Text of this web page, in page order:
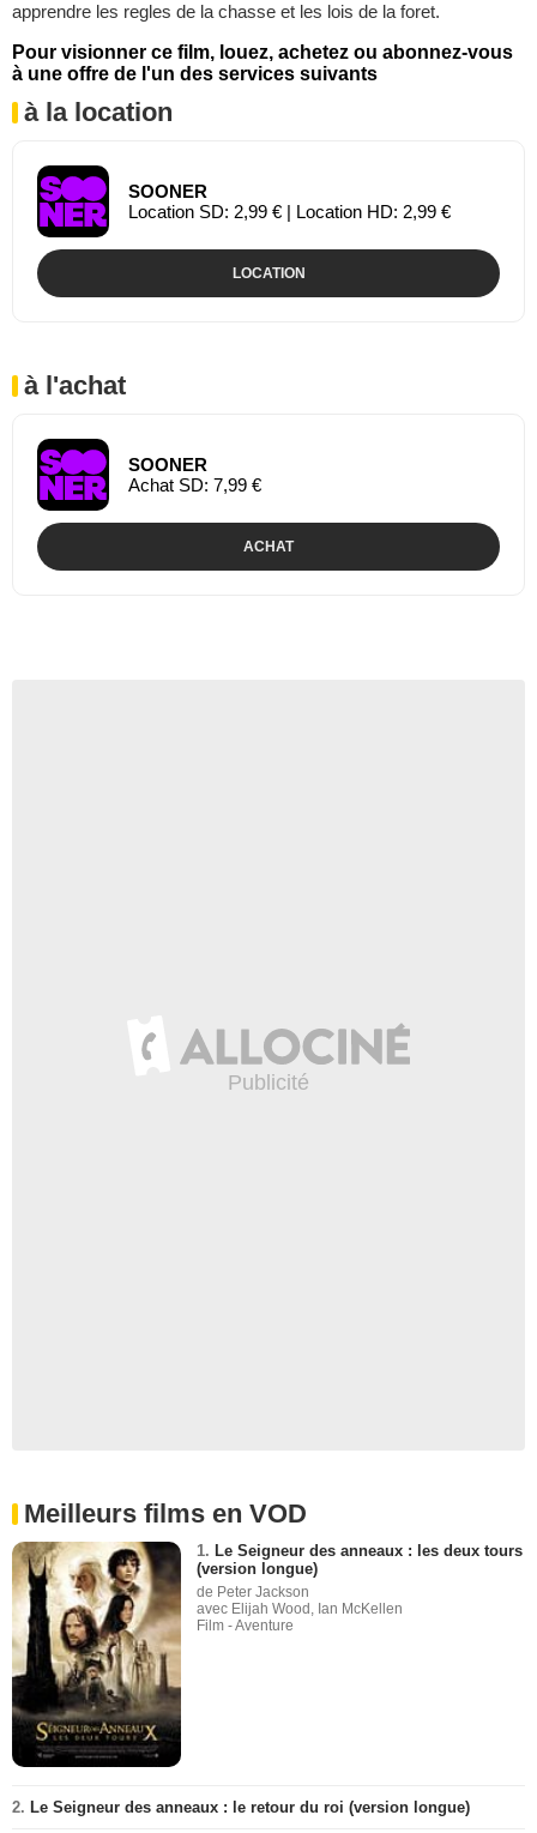
apprendre les regles de la chasse et les lois de la foret.
Pour visionner ce film, louez, achetez ou abonnez-vous
à une offre de l'un des services suivants
à la location
SOONER
Location SD: 2,99 € | Location HD: 2,99 €
LOCATION
à l'achat
SOONER
Achat SD: 7,99 €
ACHAT
Meilleurs films en VOD
1. Le Seigneur des anneaux : les deux tours
(version longue)
de Peter Jackson
avec Elijah Wood, Ian McKellen
Film - Aventure
2. Le Seigneur des anneaux : le retour du roi (version longue)